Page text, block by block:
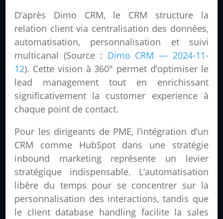
D’après Dimo CRM, le CRM structure la
relation client via centralisation des données,
automatisation, personnalisation et suivi
multicanal (Source : Dimo CRM — 2024-11-
12). Cette vision à 360° permet d’optimiser le
lead management tout en enrichissant
significativement la customer experience à
chaque point de contact.
Pour les dirigeants de PME, l’intégration d’un
CRM comme HubSpot dans une stratégie
inbound marketing représente un levier
stratégique indispensable. L’automatisation
libère du temps pour se concentrer sur la
personnalisation des interactions, tandis que
le client database handling facilite la sales